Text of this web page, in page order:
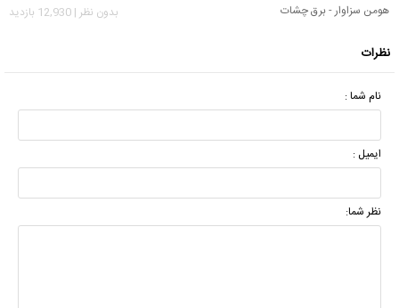
هومن سزاوار - برق چشات
بدون نظر | 12,930 بازدید
نظرات
نام شما :
ایمیل :
نظر شما: